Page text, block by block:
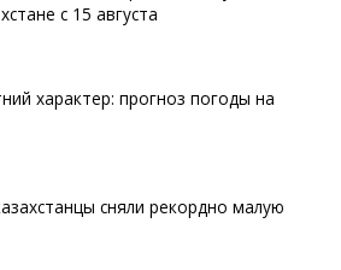
с 15 августа
характер: прогноз погоды на
сняли рекордно малую